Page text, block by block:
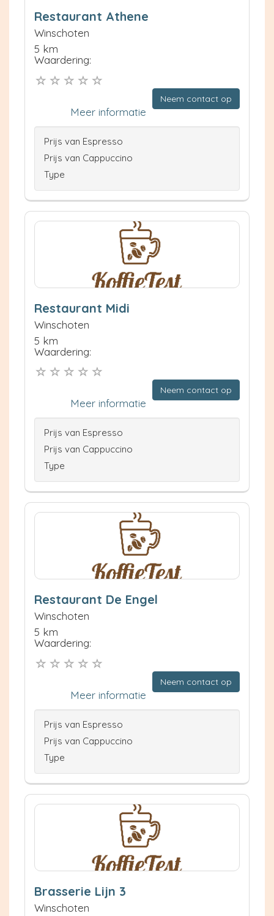
Restaurant Athene
Winschoten
5 km
Waardering:
Neem contact op
Meer informatie
Prijs van Espresso
Prijs van Cappuccino
Type
Restaurant Midi
Winschoten
5 km
Waardering:
Neem contact op
Meer informatie
Prijs van Espresso
Prijs van Cappuccino
Type
Restaurant De Engel
Winschoten
5 km
Waardering:
Neem contact op
Meer informatie
Prijs van Espresso
Prijs van Cappuccino
Type
Brasserie Lijn 3
Winschoten